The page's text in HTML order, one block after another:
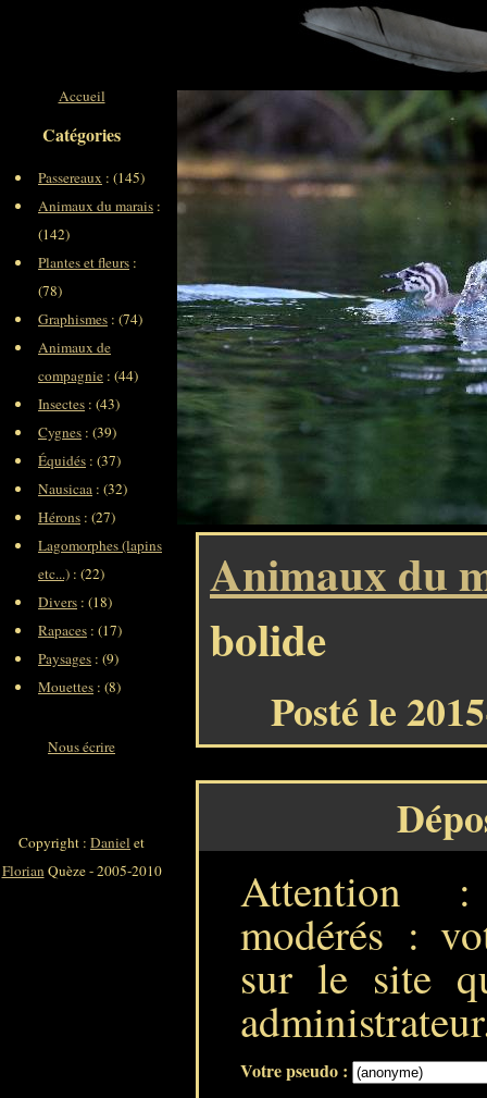
Animaux du
bolide
Posté le
Attention :
modérés :
sur le site
Votre pseudo :
Accueil
Catégories
Passereaux : (145)
Animaux du marais :
(142)
Plantes et fleurs :
(78)
Graphismes : (74)
Animaux de
compagnie : (44)
Insectes : (43)
Cygnes : (39)
Équidés : (37)
Nausicaa : (32)
Hérons : (27)
Lagomorphes (lapins
etc...) : (22)
Divers : (18)
Rapaces : (17)
Paysages : (9)
Mouettes : (8)
Nous écrire
Copyright : Daniel et
FlorianQuèze - 2005-2010